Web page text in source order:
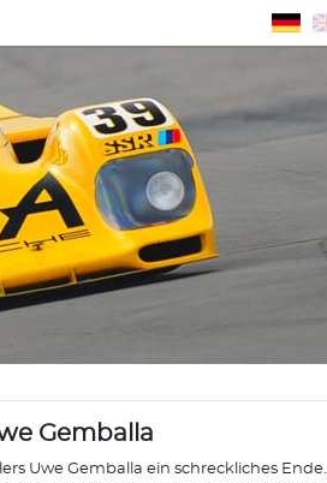
Gemballa
Uwe Gemballa ein schreckliches Ende.